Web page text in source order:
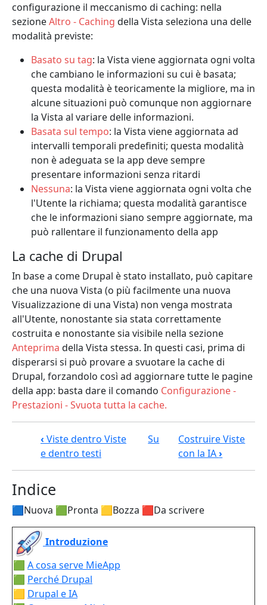
Indice
🟦Nuova 🟩Pronta 🟨Bozza 🟥Da scrivere
Introduzione
🟩 A cosa serve MieApp
🟩 Perché Drupal
🟨 Drupal e IA
configurazione il meccanismo di caching: nella
sezioneAltro - Caching della Vista seleziona una delle
modalità previste:
Basato su tag: la Vista viene aggiornata ogni volta
che cambiano le informazioni su cui è basata;
questa modalità è teoricamente la migliore, ma in
alcune situazioni può comunque non aggiornare
la Vista al variare delle informazioni.
Basata sul tempo: la Vista viene aggiornata ad
intervalli temporali predefiniti; questa modalità
non è adeguata se la app deve sempre
presentare informazioni senza ritardi
Nessuna: la Vista viene aggiornata ogni volta che
l'Utente la richiama; questa modalità garantisce
che le informazioni siano sempre aggiornate, ma
può rallentare il funzionamento della app
La cache di Drupal
In base a come Drupal è stato installato, può capitare
che una nuova Vista (o più facilmente una nuova
Visualizzazione di una Vista) non venga mostrata
all'Utente, nonostante sia stata correttamente
costruita e nonostante sia visibile nella sezione
Anteprima della Vista stessa. In questi casi, prima di
disperarsi si può provare a svuotare la cache di
Drupal, forzandolo così ad aggiornare tutte le pagine
della app: basta dare il comando Configurazione -
Prestazioni - Svuota tutta la cache.
Link di attraversamento del book
‹ Viste dentro Viste
e dentro testi
Su
Costruire Viste
con la IA›